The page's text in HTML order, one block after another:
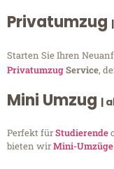
Privatumzug
Starten Sie Ihren
PrivatumzugService,
Mini Umzug |
Perfekt fürStudierende
bieten wirMini-Umzüge